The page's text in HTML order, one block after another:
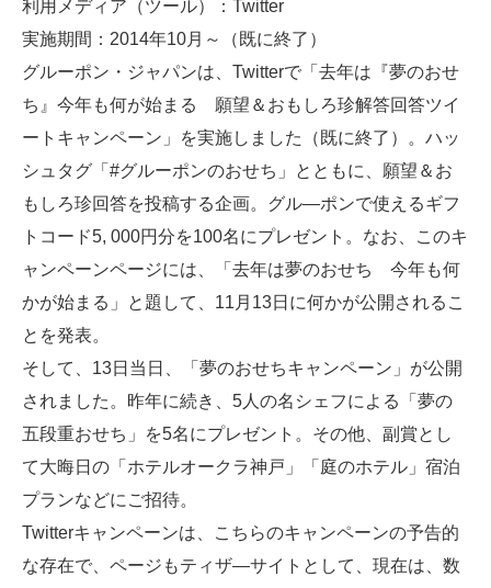
利用メディア（ツール）：Twitter
実施期間：2014年10月～（既に終了）
グルーポン・ジャパンは、Twitterで「去年は『夢のおせ
ち』今年も何が始まる 願望＆おもしろ珍解答回答ツイ
ートキャンペーン」を実施しました（既に終了）。ハッ
シュタグ「#グルーポンのおせち」とともに、願望＆お
もしろ珍回答を投稿する企画。グル―ポンで使えるギフ
トコード5, 000円分を100名にプレゼント。なお、このキ
ャンペーンページには、「去年は夢のおせち 今年も何
かが始まる」と題して、11月13日に何かが公開されるこ
とを発表。
そして、13日当日、「夢のおせちキャンペーン」が公開
されました。昨年に続き、5人の名シェフによる「夢の
五段重おせち」を5名にプレゼント。その他、副賞とし
て大晦日の「ホテルオークラ神戸」「庭のホテル」宿泊
プランなどにご招待。
Twitterキャンペーンは、こちらのキャンペーンの予告的
な存在で、ページもティザ―サイトとして、現在は、数